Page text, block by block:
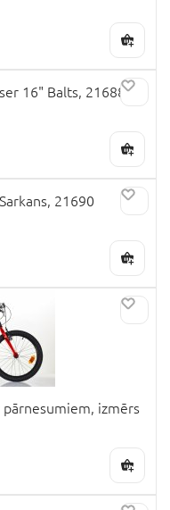
16" Balts, 21688
21690
pārnesumiem, izmērs